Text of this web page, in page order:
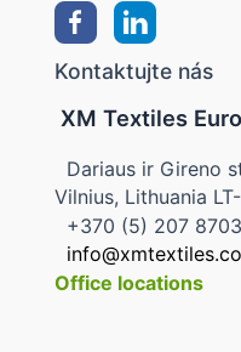
Kontaktujte nás
XM Textiles
Dariaus ir Gireno
Vilnius, Lithuania
+370 (5) 207 8703
Office locations